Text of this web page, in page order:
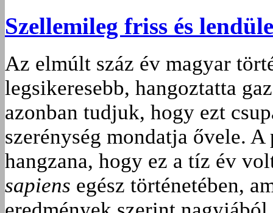
Szellemileg friss és
Az elmúlt száz év magyar
legsikeresebb, hangoztatta
azonban tudjuk, hogy ezt
szerénység mondatja ővele.
hangzana, hogy ez a tíz év
sapiens egész történetében,